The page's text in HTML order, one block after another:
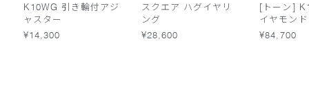
K10WG 引き輪付アジ
ャスター
¥14,300
スクエア ハグイヤリ
ング
¥28,600
[トーン]
イヤモン
キニー
¥84,700